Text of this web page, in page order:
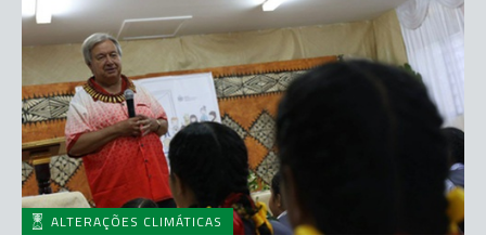
ALTERAÇÕES CLIMÁTICAS